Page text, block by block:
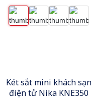
Két sắt mini khách sạn
điện tử Nika KNE350